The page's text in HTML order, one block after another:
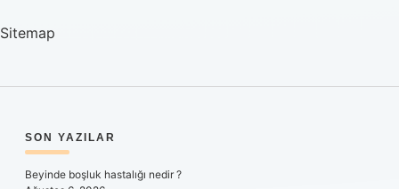
Sitemap
SIDEBAR
SON YAZILAR
Beyinde boşluk hastalığı nedir ?